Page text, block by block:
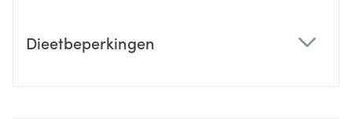
Dieetbeperkingen